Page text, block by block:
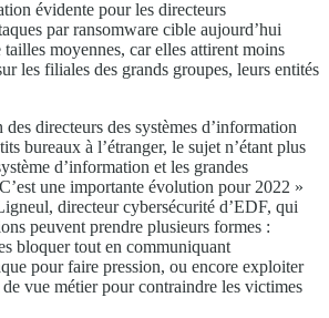
évidente pour les directeurs
par ransomware cible aujourd’hui
moyennes, car elles attirent moins
les filiales des grands groupes, leurs entités
directeurs des systèmes d’information
bureaux à l’étranger, le sujet n’étant plus
d’information et les grandes
une importante évolution pour 2022 »
directeur cybersécurité d’EDF, qui
peuvent prendre plusieurs formes :
bloquer tout en communiquant
pour faire pression, ou encore exploiter
vue métier pour contraindre les victimes